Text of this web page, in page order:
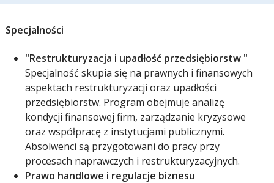
Specjalności
"Restrukturyzacja i upadłość przedsiębiorstw "
Specjalność skupia się na prawnych i finansowych
aspektach restrukturyzacji oraz upadłości
przedsiębiorstw. Program obejmuje analizę
kondycji finansowej firm, zarządzanie kryzysowe
oraz współpracę z instytucjami publicznymi.
Absolwenci są przygotowani do pracy przy
procesach naprawczych i restrukturyzacyjnych.
Prawo handlowe i regulacje biznesu